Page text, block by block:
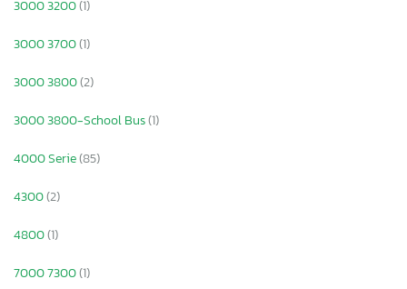
3000 3200(1)
3000 3700(1)
3000 3800(2)
3000 3800-School Bus(1)
4000 Serie(85)
4300(2)
4800(1)
7000 7300(1)